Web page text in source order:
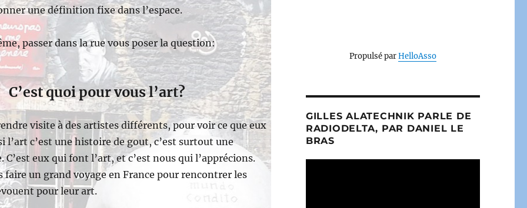
une définition fixe dans l’espace.
passer dans la rue vous poser la question:
C’est quoi pour vous l’art?
visite à des artistes différents, pour voir ce que eux
l’art c’est une histoire de gout, c’est surtout une
eux qui font l’art, et c’est nous qui l’apprécions.
faire un grand voyage en France pour rencontrer les
pour leur art.
Propulsé parHelloAsso
GILLES ALATECHNIK PARLE DE
RADIODELTA, PAR DANIEL LE
BRAS